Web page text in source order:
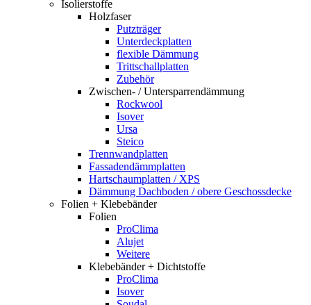
Isolierstoffe
Holzfaser
Putzträger
Unterdeckplatten
flexible Dämmung
Trittschallplatten
Zubehör
Zwischen- / Untersparrendämmung
Rockwool
Isover
Ursa
Steico
Trennwandplatten
Fassadendämmplatten
Hartschaumplatten / XPS
Dämmung Dachboden / obere Geschossdecke
Folien + Klebebänder
Folien
ProClima
Alujet
Weitere
Klebebänder + Dichtstoffe
ProClima
Isover